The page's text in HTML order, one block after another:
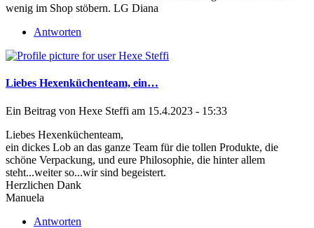
wenig im Shop stöbern. LG Diana
Antworten
Liebes Hexenküchenteam, ein…
Ein Beitrag von Hexe Steffi am 15.4.2023 - 15:33
Liebes Hexenküchenteam,
ein dickes Lob an das ganze Team für die tollen Produkte, die
schöne Verpackung, und eure Philosophie, die hinter allem
steht...weiter so...wir sind begeistert.
Herzlichen Dank
Manuela
Antworten